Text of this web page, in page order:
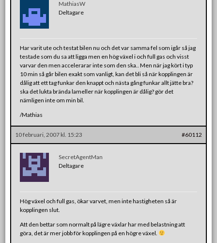
MathiasW
Deltagare
Har varit ute och testat bilen nu och det var samma fel som igår så jag
testade som du sa att ligga men en hög växel i och full gas och visst
varvar den men accelerarar inte som den ska.. Men när jag kört i typ
10 min så går bilen exakt som vanligt, kan det bli så när kopplingen är
dålig att ett tag funkar den knappt och nästa gång funkar allt jätte bra?
ska det lukta brända lameller när kopplingen är dålig? gör det
nämligen inte om min bil.
/Mathias
10 februari, 2007 kl. 15:23 #60112
SecretAgentMan
Deltagare
Hög växel och full gas, ökar varvet, men inte hastigheten så är
kopplingen slut.
Att den bettar som normalt på lägre växlar har med belastning att
göra, det är mer jobb för kopplingen på en högre växel.